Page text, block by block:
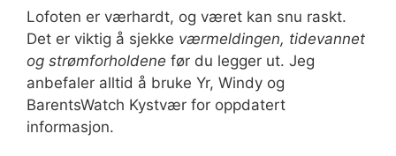
Lofoten er værhardt, og været kan snu raskt.
Det er viktig å sjekke værmeldingen, tidevannet
og strømforholdene før du legger ut. Jeg
anbefaler alltid å bruke Yr, Windy og
BarentsWatch Kystvær for oppdatert
informasjon.